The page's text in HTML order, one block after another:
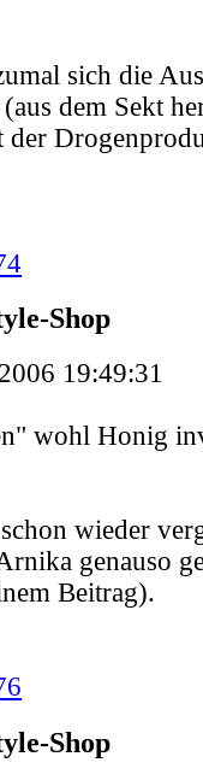
sich die
dem Sekt
der
Shop
19:49:31
wohl Honig
wieder
genauso
Beitrag).
Shop